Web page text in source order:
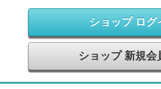
ショップ ログ
ショップ 新規会